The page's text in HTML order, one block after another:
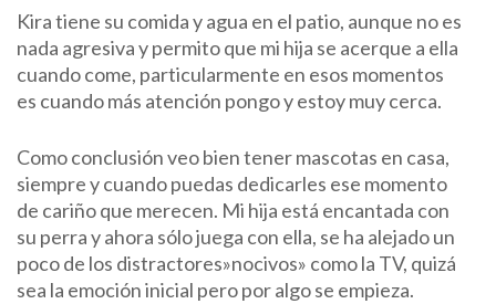
Kira tiene su comida y agua en el patio, aunque no es
nada agresiva y permito que mi hija se acerque a ella
cuando come, particularmente en esos momentos
es cuando más atención pongo y estoy muy cerca.
Como conclusión veo bien tener mascotas en casa,
siempre y cuando puedas dedicarles ese momento
de cariño que merecen. Mi hija está encantada con
su perra y ahora sólo juega con ella, se ha alejado un
poco de los distractores»nocivos» como la TV, quizá
sea la emoción inicial pero por algo se empieza.